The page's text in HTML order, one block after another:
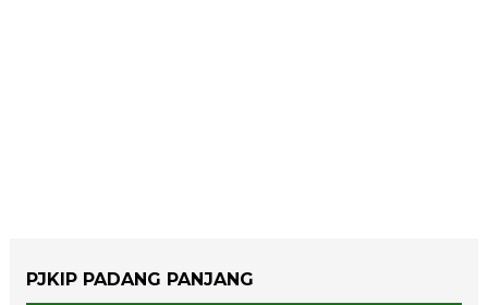
PJKIP PADANG PANJANG